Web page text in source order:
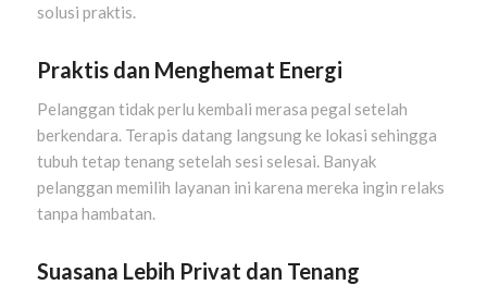
solusi praktis.
Praktis dan Menghemat Energi
Pelanggan tidak perlu kembali merasa pegal setelah
berkendara. Terapis datang langsung ke lokasi sehingga
tubuh tetap tenang setelah sesi selesai. Banyak
pelanggan memilih layanan ini karena mereka ingin relaks
tanpa hambatan.
Suasana Lebih Privat dan Tenang